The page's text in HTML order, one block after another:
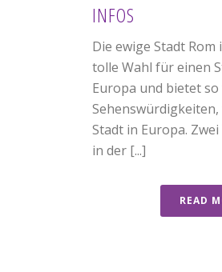
INFOS
Die ewige Stadt
tolle Wahl für einen
Europa und bietet
Stadt in Europa.
in der [...]
READ